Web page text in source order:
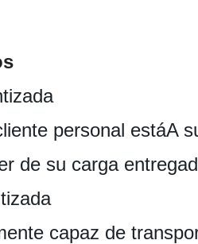
personal estáA
de su carga
capaz de